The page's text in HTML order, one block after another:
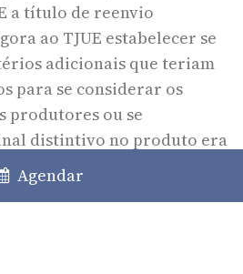
a título de reenvio
ao TJUE estabelecer se
adicionais que teriam
para se considerar os
produtores ou se
distintivo no produto era
o seu titular.
27 do acórdão, definiu que
Agendar